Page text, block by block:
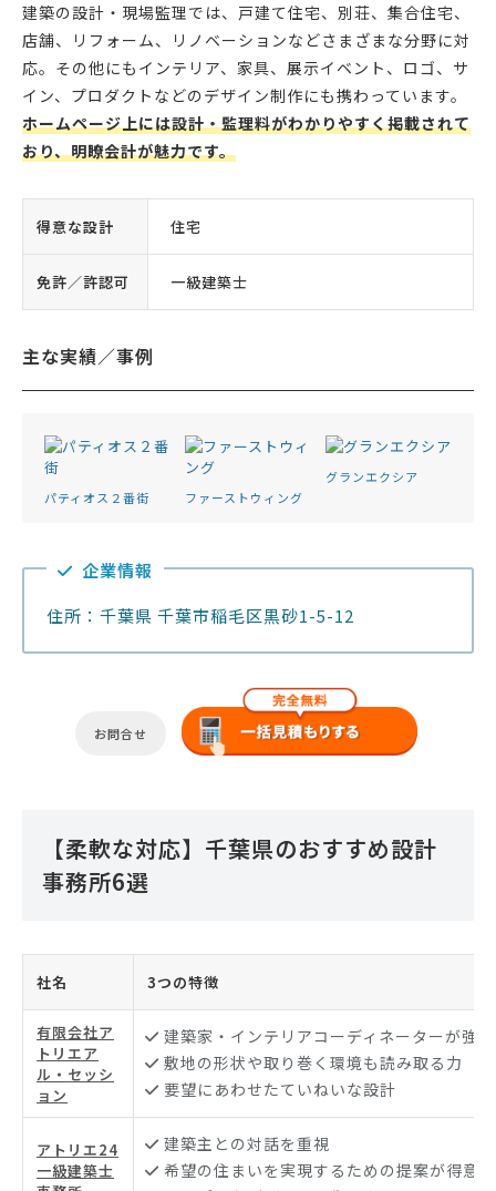
建築の設計・現場監理では、戸建て住宅、別荘、集合住宅、
店舗、リフォーム、リノベーションなどさまざまな分野に対
応。その他にもインテリア、家具、展示イベント、ロゴ、サ
イン、プロダクトなどのデザイン制作にも携わっています。
ホームページ上には設計・監理料がわかりやすく掲載されて
おり、明瞭会計が魅力です。
得意な設計 住宅
免許／許認可 一級建築士
主な実績／事例
パティオス２番街 ファーストウィング
グランエクシア
企業情報
住所：千葉県 千葉市稲毛区黒砂1-5-12
お問合せ
【柔軟な対応】千葉県のおすすめ設計
事務所6選
社名 3つの特徴
有限会社ア
トリエア
ル・セッシ
ョン
建築家・インテリアコーディネーターが強力
敷地の形状や取り巻く環境も読み取る力
要望にあわせたていねいな設計
アトリエ24
一級建築士
建築主との対話を重視
希望の住まいを実現するための提案が得意